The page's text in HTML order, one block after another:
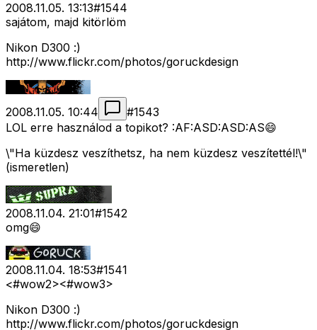
2008.11.05. 13:13#1544
sajátom, majd kitörlöm
Nikon D300 :)
http://www.flickr.com/photos/goruckdesign
2008.11.05. 10:44 #1543
LOL erre használod a topikot? :AF:ASD:ASD:AS😄
\"Ha küzdesz veszíthetsz, ha nem küzdesz veszítettél!\"
(ismeretlen)
2008.11.04. 21:01#1542
omg😄
2008.11.04. 18:53#1541
<#wow2><#wow3>
Nikon D300 :)
http://www.flickr.com/photos/goruckdesign